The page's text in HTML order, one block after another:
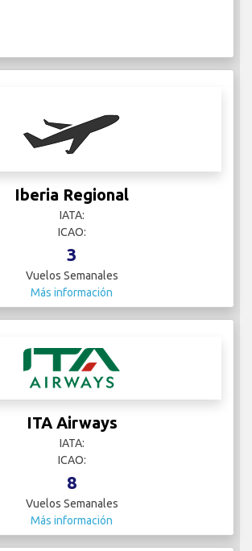
Iberia Regional
IATA:
ICAO:
3
Vuelos Semanales
Más información
ITA Airways
IATA:
ICAO:
8
Vuelos Semanales
Más información